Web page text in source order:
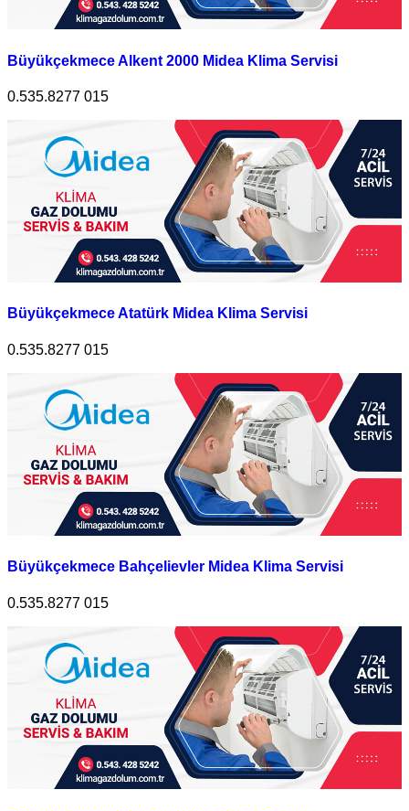
Büyükçekmece Alkent 2000 Midea Klima Servisi
0.535.8277 015
Büyükçekmece Atatürk Midea Klima Servisi
0.535.8277 015
Büyükçekmece Bahçelievler Midea Klima Servisi
0.535.8277 015